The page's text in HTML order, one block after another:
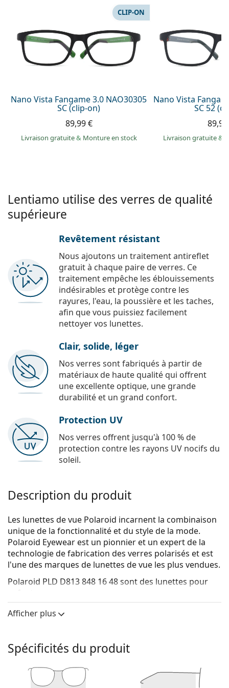
Prada
Toutes les marques
Nano Vista Fangame 3.0 NAO30305
SC (clip-on)
CLIP-ON
89,99 €
Livraison gratuite& Monture en stock
Nano Vista
SC 52
Livraison gratuite&
Lentiamo utilise des verres de qualité
supérieure
Revêtement résistant
Nous ajoutons un traitement antireflet
gratuit à chaque paire de verres. Ce
traitement empêche les éblouissements
indésirables et protège contre les
rayures, l'eau, la poussière et les taches,
afin que vous puissiez facilement
nettoyer vos lunettes.
Clair, solide, léger
Nos verres sont fabriqués à partir de
matériaux de haute qualité qui offrent
une excellente optique, une grande
durabilité et un grand confort.
Protection UV
Nos verres offrent jusqu'à 100 % de
protection contre les rayons UV nocifs du
soleil.
Description du produit
Les lunettes de vue Polaroid incarnent la combinaison
unique de la fonctionnalité et du style de la mode.
Polaroid Eyewear est un pionnier et un expert de la
technologie de fabrication des verres polarisés et est
l'une des marques de lunettes de vue les plus vendues.
Polaroid PLD D813 848 16 48sont des lunettes pour
enfants.
Voyez de quoi vous avez l'air avec ces lunettes grâce à
la fonction d'essai virtuel de Lentiamo.
La couleur violette de la monture s'accorde
parfaitement avec tous les teints et des cheveux
noirs, gris, blancs ou blonds clairs.
Afficher plus
Spécificités du produit